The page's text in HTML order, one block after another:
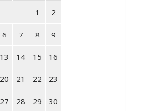
1 2
6 7 8 9
13 14 15 16
20 21 22 23
27 28 29 30